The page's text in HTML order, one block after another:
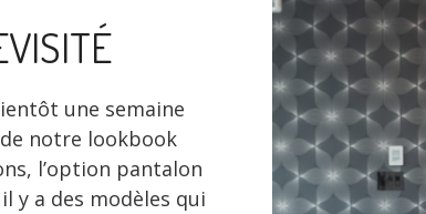
une semaine
notre lookbook
l’option pantalon
y a des modèles qui